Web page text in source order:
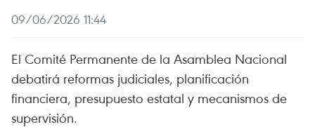
09/06/2026 11:44
El Comité Permanente de la Asamblea Nacional
debatirá reformas judiciales, planificación
financiera, presupuesto estatal y mecanismos de
supervisión.